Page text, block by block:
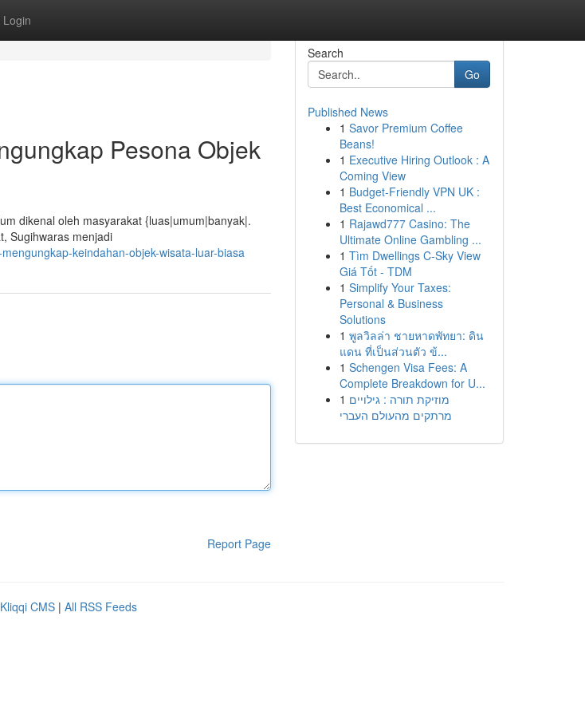
Login
Pesona Objek
dikenal oleh masyarakat {luas|umum|banyak|.
Sugihwaras menjadi
keindahan-objek-wisata-luar-biasa
Report Page
Search
Go
Published News
1 Savor Premium Coffee
Beans!
1 Executive Hiring Outlook : A
Coming View
1 Budget-Friendly VPN UK :
Best Economical ...
1 Rajawd777 Casino: The
Ultimate Online Gambling ...
1 Tìm Dwellings C-Sky View
Giá Tốt - TDM
1 Simplify Your Taxes:
Personal & Business
Solutions
1 พูลวิลล่า ชายหาดพัทยา: ดิน
แดน ที่เป็นส่วนตัว ข้...
1 Schengen Visa Fees: A
Complete Breakdown for U...
1 מוזיקת תורה : גילויים
מרתקים מהעולם העברי
Kliqqi CMS | All RSS Feeds